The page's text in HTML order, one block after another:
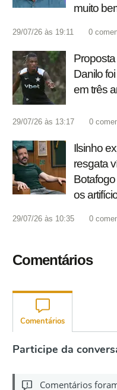
muito
29/07/26 às 19:11 0
Danilo
em três
29/07/26 às 13:17 0
Ilsinho
resgata
os
29/07/26 às 10:35 0
Comentários